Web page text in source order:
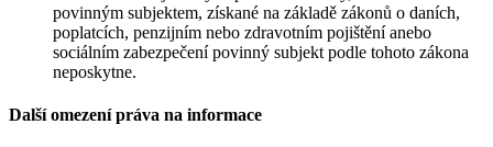
povinným subjektem, získané na základě zákonů o daních,
poplatcích, penzijním nebo zdravotním pojištění anebo
sociálním zabezpečení povinný subjekt podle tohoto zákona
neposkytne.
Další omezení práva na informace